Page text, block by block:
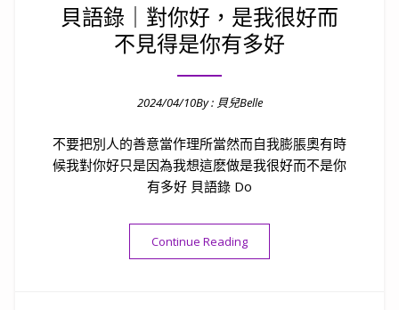
貝語錄｜對你好，是我很好而
不見得是你有多好
2024/04/10By : 貝兒Belle
不要把別人的善意當作理所當然而自我膨脹奧有時
候我對你好只是因為我想這麽做是我很好而不是你
有多好 貝語錄 Do
Continue Reading“貝語錄｜對你好，是我很好